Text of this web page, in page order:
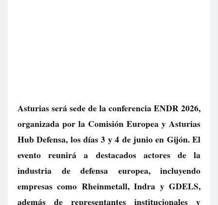
Asturias será sede de la conferencia ENDR 2026,
organizada por la Comisión Europea y Asturias
Hub Defensa, los días 3 y 4 de junio en Gijón. El
evento reunirá a destacados actores de la
industria de defensa europea, incluyendo
empresas como Rheinmetall, Indra y GDELS,
además de representantes institucionales y